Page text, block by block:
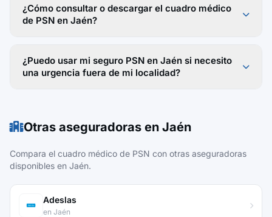
¿Cómo consultar o descargar el cuadro médico
de PSN en Jaén?
¿Puedo usar mi seguro PSN en Jaén si necesito
una urgencia fuera de mi localidad?
Otras aseguradoras en Jaén
Compara el cuadro médico de PSN con otras aseguradoras
disponibles en Jaén.
Adeslas
en Jaén